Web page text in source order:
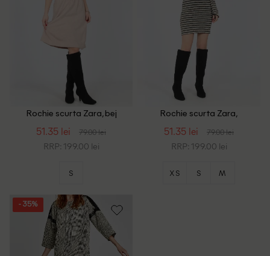
Rochie scurta Zara, bej
51.35 lei 79.00 lei
RRP: 199.00 lei
S
Rochie scurta Zara,
51.35 lei 79.00 lei
RRP: 199.00 lei
XS S M
- 35%